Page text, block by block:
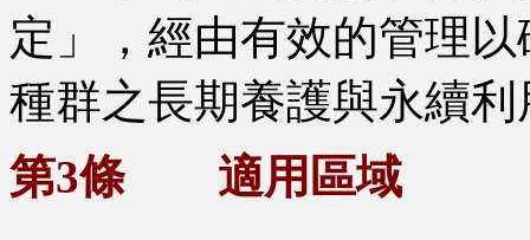
定」，經由有效的管理
種群之長期養護與永續利
第3條 適用區域